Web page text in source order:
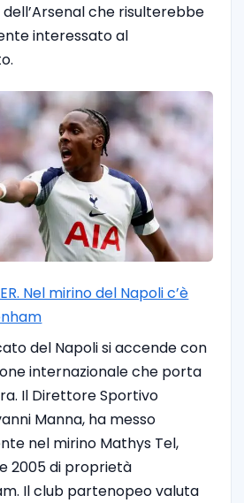
che risulterebbe
interessato al
Nel mirino del Napoli c’è
del Napoli si accende con
internazionale che porta
Il Direttore Sportivo
Manna, ha messo
nel mirino Mathys Tel,
2005 di proprietà
Il club partenopeo valuta